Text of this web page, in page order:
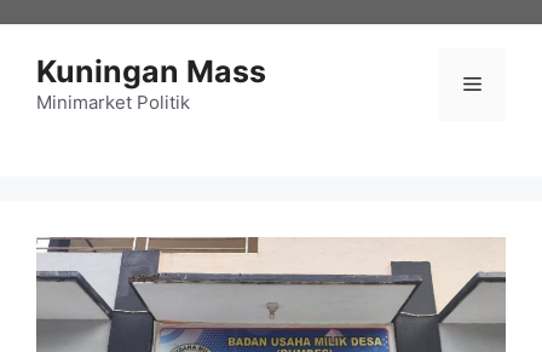
Kuningan Mass
Minimarket Politik
Menu